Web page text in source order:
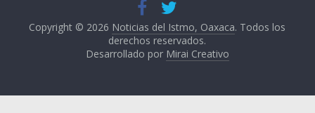
Copyright © 2026 Noticias del Istmo, Oaxaca. Todos los
derechos reservados.
Desarrollado por Mirai Creativo